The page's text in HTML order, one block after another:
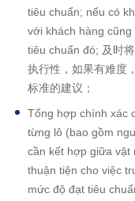
tiêu chuẩn; nếu có
với khách hàng
tiêu chuẩn đó; 及时
执行性，如果有难度
标准的建议；
Tổng hợp chính xác
từng lô (bao gồm
cần kết hợp giữa vật
thuận tiện cho việc
mức độ đạt tiêu